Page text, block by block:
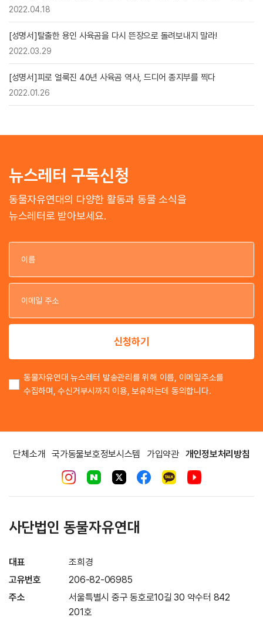
2022.04.18
[성명서]탈출한 용인 사육곰을 다시 뜬장으로 돌려보내지 말라!
2022.03.29
[성명서]피로 얼룩진 40년 사육곰 역사, 드디어 종지부를 찍다
2022.01.26
뉴스레터 구독신청
동물자유연대의 다양한 활동과 동물 소식을
뉴스레터로 받아보세요.
이
이
신청하기
동물자유연대 뉴스레터 발송관리를 위해 이름, 이메일주소를
수집하며, 수신거부시까지 이용, 보유하는데 동의합니다.
단체소개 국가동물보호정보시스템 가입약관 개인정보처리방침
사단법인 동물자유연대
대표
조희경
고유번호
206-82-06985
주소
서울특별시 중구 동호로10길 30 약수터 842
201호